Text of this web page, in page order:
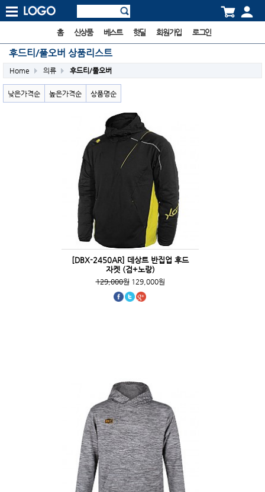
홈 신상품 베스트 핫딜 회원가입 로그인
후드티/풀오버 상품리스트
Home 의류 후드티/풀오버
낮은가격순 높은가격순 상품명순
[DBX-2450AR] 데상트 반집업 후드
자켓 (검+노랑)
129,000원129,000원